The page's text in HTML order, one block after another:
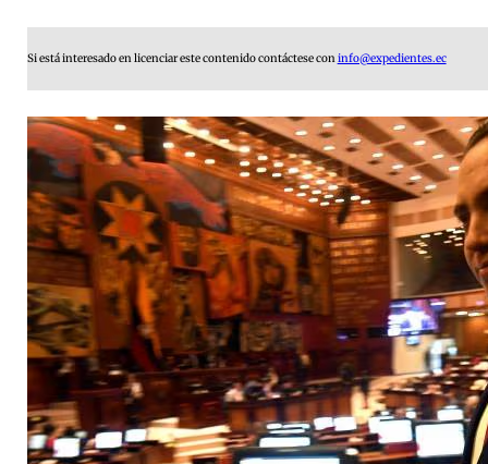
Si está interesado en licenciar este contenido contáctese coninfo@expedientes.ec